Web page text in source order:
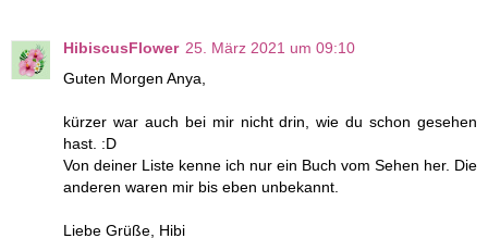
HibiscusFlower 25. März 2021 um 09:10
Guten Morgen Anya,
kürzer war auch bei mir nicht drin, wie du schon gesehen
hast. :D
Von deiner Liste kenne ich nur ein Buch vom Sehen her. Die
anderen waren mir bis eben unbekannt.
Liebe Grüße, Hibi